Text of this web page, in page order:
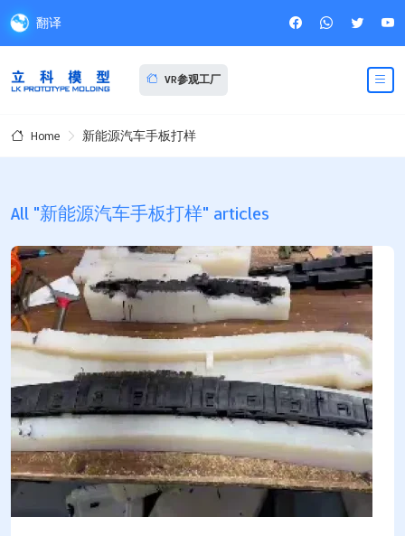
翻译
VR参观工厂
Home 新能源汽车手板打样
All "新能源汽车手板打样" articles